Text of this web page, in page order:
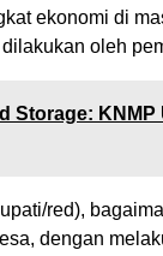
ekonomi di
oleh
Storage: KNMP
red),
dengan